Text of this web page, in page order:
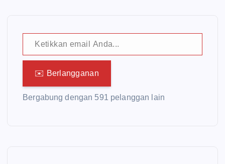
Ketikkan email Anda...
✉️ Berlangganan
Bergabung dengan 591 pelanggan lain